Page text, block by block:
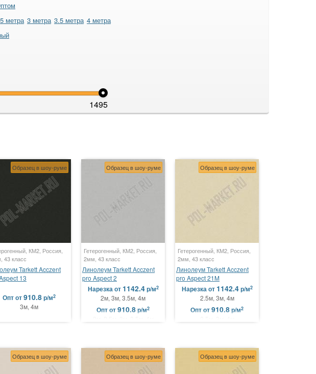
метра 3 метра 3.5 метра 4 метра
1495
Образец в шоу-руме
КМ2, Россия,
43 класс
Tarkett Acczent
13
Оптот910.8р/м2
3м, 4м
Образец в шоу-руме
Гетерогенный, КМ2, Россия,
2мм, 43 класс
Линолеум Tarkett Acczent
pro Aspect 2
Нарезкаот 1142.4р/м2
2м, 3м, 3.5м, 4м
Оптот910.8р/м2
Образец в шоу-руме
Гетерогенный, КМ2, Россия,
2мм, 43 класс
Линолеум Tarkett Acczent
pro Aspect 21M
Нарезкаот 1142.4р/м2
2.5м, 3м, 4м
Оптот910.8р/м2
Образец в шоу-руме Образец в шоу-руме Образец в шоу-руме